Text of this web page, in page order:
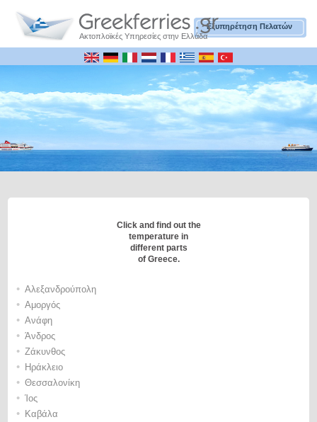
Ακτοπλοϊκές Υπηρεσίες στην Ελλάδα
Εξυπηρέτηση Πελατών
Click and find out the
temperature in
different parts
of Greece.
• Αλεξανδρούπολη
• Αμοργός
• Ανάφη
• Άνδρος
• Ζάκυνθος
• Ηράκλειο
• Θεσσαλονίκη
• Ίος
• Καβάλα